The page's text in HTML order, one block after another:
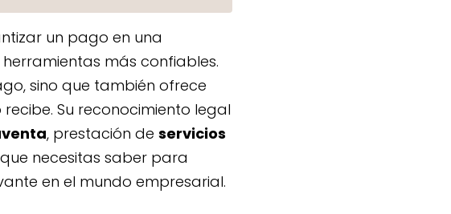
un pago en una
más confiables.
sino que también ofrece
Su reconocimiento legal
, prestación de servicios
necesitas saber para
en el mundo empresarial.